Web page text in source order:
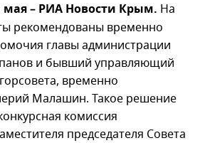
– РИА Новости Крым. На
рекомендованы временно
главы администрации
и бывший управляющий
временно
Малашин. Такое решение
комиссия
председателя Совета